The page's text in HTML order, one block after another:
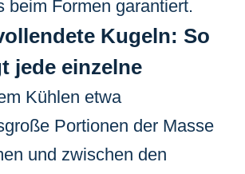
beim Formen garantiert.
Kugeln: So
jede einzelne
Kühlen etwa
Portionen der Masse
und zwischen den